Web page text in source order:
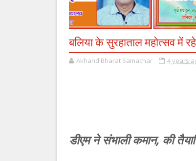
बलिया के सुरहाताल महोत्सव में
Akhand Bharat Samachar 4 years
डीएम ने संभाली कमान, की